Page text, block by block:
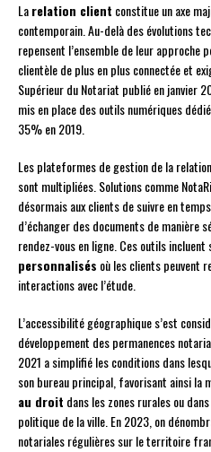
Larelation client constitue un axe
contemporain. Au-delà des évolutions
repensent l’ensemble de leur approche
clientèle de plus en plus connectée et
Supérieur du Notariat publié en janvier
mis en place des outils numériques
35% en 2019.
Les plateformes de gestion de la
sont multipliées. Solutions comme
désormais aux clients de suivre en
d’échanger des documents de manière
rendez-vous en ligne. Ces outils incluent
personnalisés où les clients peuvent
interactions avec l’étude.
L’accessibilité géographique s’est
développement des permanences
2021 a simplifié les conditions dans
son bureau principal, favorisant ainsi la
au droit dans les zones rurales ou
politique de la ville. En 2023, on
notariales régulières sur le territoire